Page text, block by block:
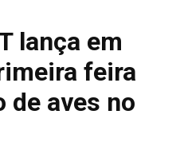
lança em
feira
de aves no